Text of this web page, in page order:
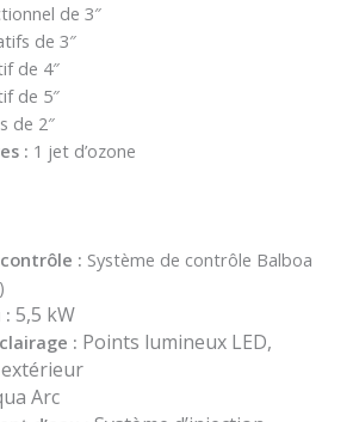
de 3″
de 3″
de 4″
de 5″
de 2″
: 1 jet d’ozone
: Système de contrôle Balboa
: 5,5 kW
: Points lumineux LED,
Arc